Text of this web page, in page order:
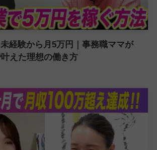
未経験から月5万円｜事務職ママが
えた理想の働き方